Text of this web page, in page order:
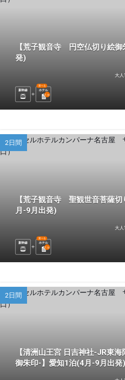
【荒子観音寺 円空仏切り絵
発)
新幹線 ホテル
選べる
1 泊
大人
2日間
【荒子観音寺 聖観世音菩薩
月-9月出発)
新幹線 ホテル
選べる
1 泊
大人
2日間
【清洲山王宮 日吉神社-JR東
御朱印-】愛知1泊(4月-9月出発)